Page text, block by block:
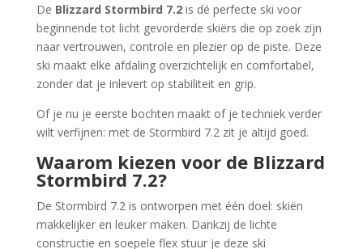
De Blizzard Stormbird 7.2is dé perfecte ski voor
beginnende tot licht gevorderde skiërs die op zoek zijn
naar vertrouwen, controle en plezier op de piste. Deze
ski maakt elke afdaling overzichtelijk en comfortabel,
zonder dat je inlevert op stabiliteit en grip.
Of je nu je eerste bochten maakt of je techniek verder
wilt verfijnen: met de Stormbird 7.2 zit je altijd goed.
Waarom kiezen voor de Blizzard
Stormbird 7.2?
De Stormbird 7.2 is ontworpen met één doel: skiën
makkelijker en leuker maken. Dankzij de lichte
constructie en soepele flex stuur je deze ski